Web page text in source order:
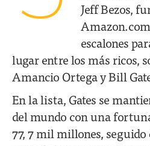
Jeff Bezos,
escalones
lugar entre los más ricos,
Amancio Ortega y Bill
En la lista, Gates se
del mundo con una
77, 7 mil millones,